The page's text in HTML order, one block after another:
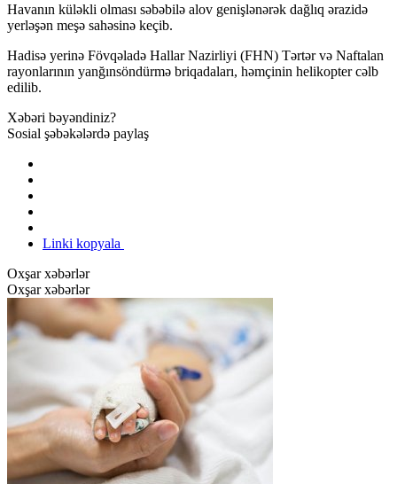
Havanın küləkli olması səbəbilə alov genişlənərək dağlıq ərazidə
yerləşən meşə sahəsinə keçib.
Hadisə yerinə Fövqəladə Hallar Nazirliyi (FHN) Tərtər və Naftalan
rayonlarının yanğınsöndürmə briqadaları, həmçinin helikopter cəlb
edilib.
Xəbəri bəyəndiniz?
Sosial şəbəkələrdə paylaş
Linki kopyala
Oxşar xəbərlər
Oxşar xəbərlər